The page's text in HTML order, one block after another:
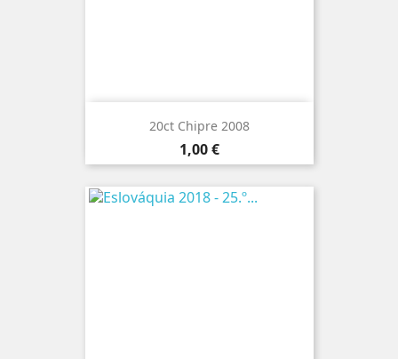
20ct Chipre 2008
Preço
1,00 €